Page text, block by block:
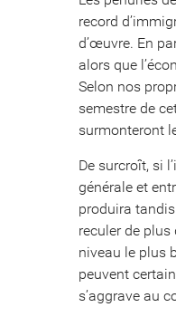
record
d’œuvre. En
alors que
Selon nos
semestre de
surmonteront
De surcroît, si
générale et
produira
reculer de plus
niveau le plus
peuvent
s’aggrave au